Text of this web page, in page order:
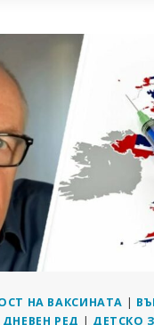
ПО
ЕТИКА
БУЙКС
ЗАПЛАШВА
МЕДИИТЕ:
БЪДЕТЕ
ЗАМЕСЕНИ,
АКО
НА ВАКСИНАТА |
РЕД | ДЕТСКО